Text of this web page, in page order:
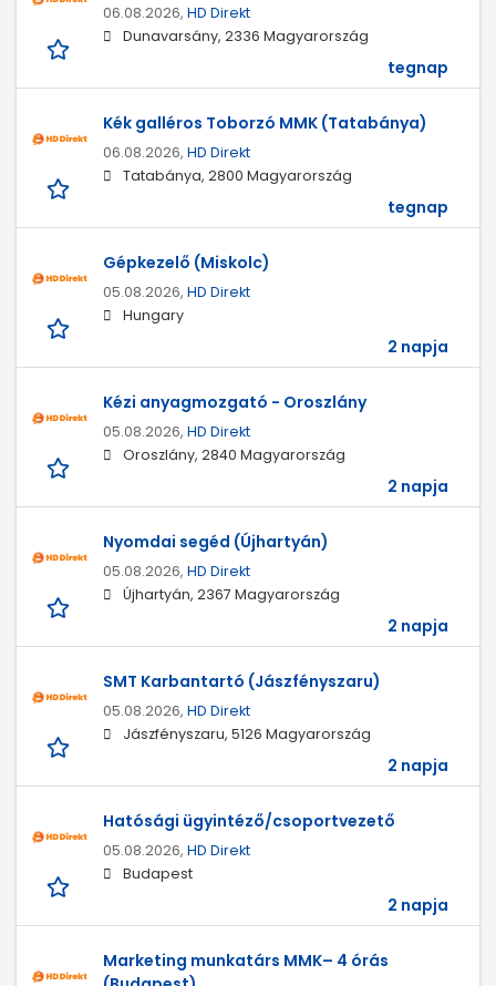
06.08.2026, HD Direkt
Dunavarsány, 2336 Magyarország
tegnap
Kék galléros Toborzó MMK (Tatabánya)
06.08.2026, HD Direkt
Tatabánya, 2800 Magyarország
tegnap
Gépkezelő (Miskolc)
05.08.2026, HD Direkt
Hungary
2 napja
Kézi anyagmozgató - Oroszlány
05.08.2026, HD Direkt
Oroszlány, 2840 Magyarország
2 napja
Nyomdai segéd (Újhartyán)
05.08.2026, HD Direkt
Újhartyán, 2367 Magyarország
2 napja
SMT Karbantartó (Jászfényszaru)
05.08.2026, HD Direkt
Jászfényszaru, 5126 Magyarország
2 napja
Hatósági ügyintéző/csoportvezető
05.08.2026, HD Direkt
Budapest
2 napja
Marketing munkatárs MMK– 4 órás